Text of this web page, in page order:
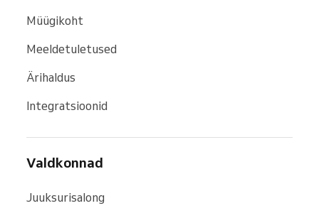
Müügikoht
Meeldetuletused
Ärihaldus
Integratsioonid
Valdkonnad
Juuksurisalong